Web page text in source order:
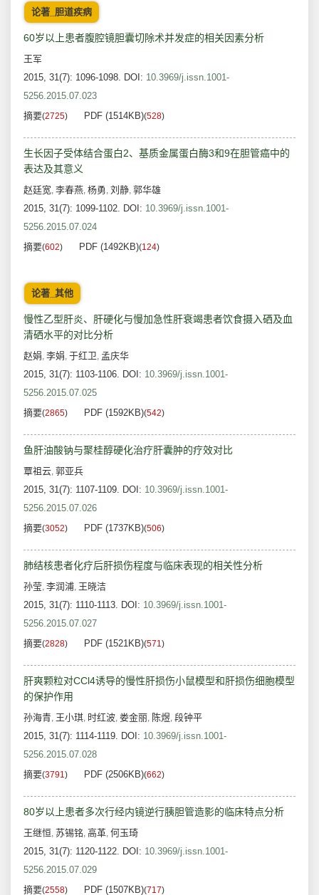
论著_胆道疾病
60岁以上患者腹腔镜胆囊切除术并发症的相关因素分析
王军
2015, 31(7): 1096-1098. DOI: 10.3969/j.issn.1001-
5256.2015.07.023
摘要(2725) PDF (1514KB)(528)
生长因子受体结合蛋白2、基质金属蛋白酶3和9在胆管癌中的
表达及其意义
赵廷宽, 李春燕, 杨勇, 刘静, 郭华雄
2015, 31(7): 1099-1102. DOI: 10.3969/j.issn.1001-
5256.2015.07.024
摘要(602) PDF (1492KB)(124)
论著_其他
慢性乙型肝炎、肝硬化与慢加急性肝衰竭患者饮食摄入硒及血
清硒水平的对比分析
赵娟, 李娟, 于红卫, 孟庆华
2015, 31(7): 1103-1106. DOI: 10.3969/j.issn.1001-
5256.2015.07.025
摘要(2865) PDF (1592KB)(542)
鱼肝油酸钠与聚桂醇硬化治疗肝囊肿的疗效对比
覃祖云, 郭亚兵
2015, 31(7): 1107-1109. DOI: 10.3969/j.issn.1001-
5256.2015.07.026
摘要(3052) PDF (1737KB)(506)
肺结核患者化疗后肝损伤程度与临床表现的相关性分析
孙莹, 李润浦, 王晓洁
2015, 31(7): 1110-1113. DOI: 10.3969/j.issn.1001-
5256.2015.07.027
摘要(2828) PDF (1521KB)(571)
肝爽颗粒对CCl4诱导的慢性肝损伤小鼠模型和肝损伤细胞模型
的保护作用
孙海青, 王小琪, 时红波, 娄金丽, 陈煜, 段钟平
2015, 31(7): 1114-1119. DOI: 10.3969/j.issn.1001-
5256.2015.07.028
摘要(3791) PDF (2506KB)(662)
80岁以上患者多次行经内镜逆行胰胆管造影的临床特点分析
王继恒, 苏锡铭, 高革, 何玉琦
2015, 31(7): 1120-1122. DOI: 10.3969/j.issn.1001-
5256.2015.07.029
摘要(2558) PDF (1507KB)(717)